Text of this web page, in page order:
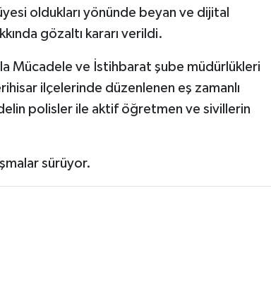
oldukları yönünde beyan ve dijital
gözaltı kararı verildi.
Mücadele ve İstihbarat şube müdürlükleri
ilçelerinde düzenlenen eş zamanlı
polisler ile aktif öğretmen ve sivillerin
sürüyor.